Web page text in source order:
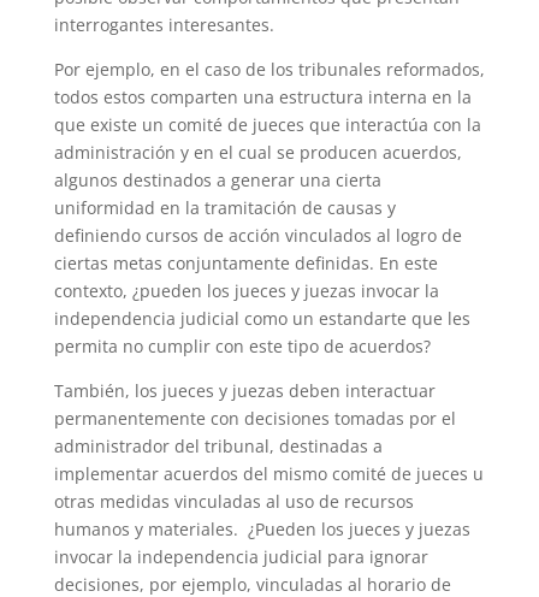
interrogantes interesantes.
Por ejemplo, en el caso de los tribunales reformados,
todos estos comparten una estructura interna en la
que existe un comité de jueces que interactúa con la
administración y en el cual se producen acuerdos,
algunos destinados a generar una cierta
uniformidad en la tramitación de causas y
definiendo cursos de acción vinculados al logro de
ciertas metas conjuntamente definidas. En este
contexto, ¿pueden los jueces y juezas invocar la
independencia judicial como un estandarte que les
permita no cumplir con este tipo de acuerdos?
También, los jueces y juezas deben interactuar
permanentemente con decisiones tomadas por el
administrador del tribunal, destinadas a
implementar acuerdos del mismo comité de jueces u
otras medidas vinculadas al uso de recursos
humanos y materiales. ¿Pueden los jueces y juezas
invocar la independencia judicial para ignorar
decisiones, por ejemplo, vinculadas al horario de